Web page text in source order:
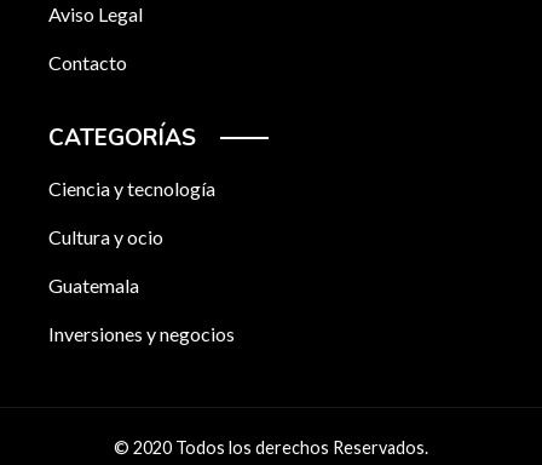
Aviso Legal
Contacto
CATEGORÍAS
Ciencia y tecnología
Cultura y ocio
Guatemala
Inversiones y negocios
© 2020 Todos los derechos Reservados.